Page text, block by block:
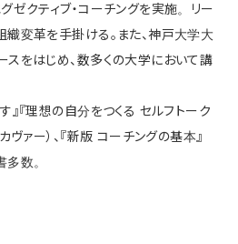
クティブ・コーチングを実施。リー
織変革を手掛ける。また、神戸大学大
をはじめ、数多くの大学において講
』『理想の自分をつくる セルフトーク
ヴァー）、『新版 コーチングの基本』
多数。